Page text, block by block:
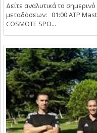
Δείτε αναλυτικά το
μεταδόσεων: 01:00 ATP
COSMOTE SPO...